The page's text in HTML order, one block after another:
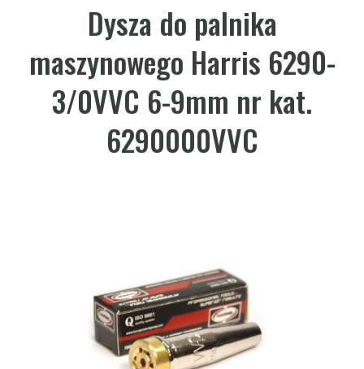
Dysza do palnika
maszynowego Harris 6290-
3/0VVC 6-9mm nr kat.
6290000VVC